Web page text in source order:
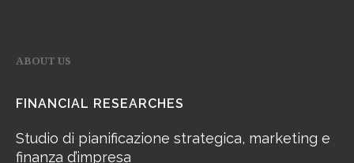
ABOUT US
FINANCIAL RESEARCHES
Studio di pianificazione strategica, marketing e
finanza d’impresa